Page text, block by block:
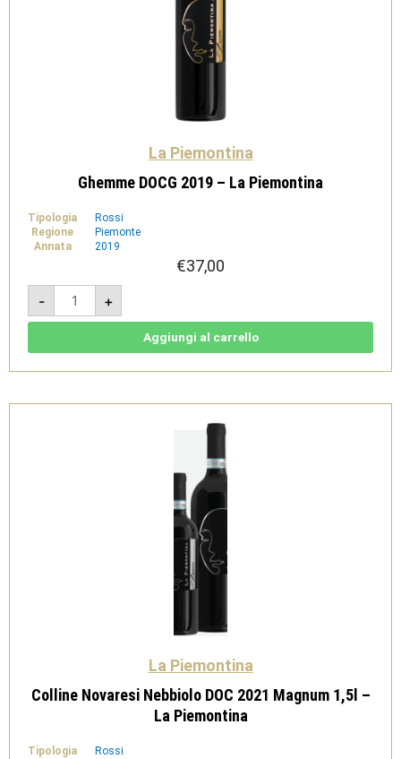
La Piemontina
Ghemme DOCG 2019 – La Piemontina
Tipologia
Rossi
Regione
Piemonte
Annata
2019
€37,00
-
Ghemme
DOCG
2019
-
+
Aggiungi al carrello
La Piemontina
Colline Novaresi Nebbiolo DOC 2021 Magnum 1,5l –
La Piemontina
Tipologia Rossi